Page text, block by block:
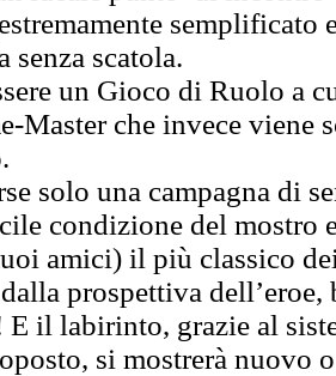
semplificato
senza scatola.
un Gioco di Ruolo a
Master che invece viene
solo una campagna di
condizione del mostro
amici) il più classico
prospettiva dell’eroe,
E il labirinto, grazie al
si mostrerà nuovo